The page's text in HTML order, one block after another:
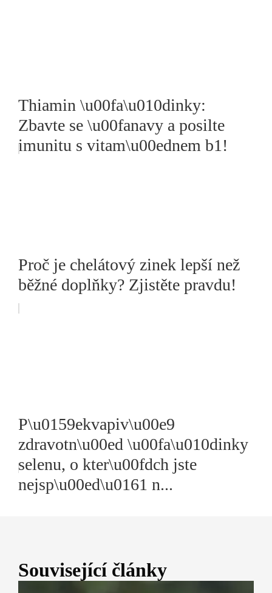
Thiamin \u00fa\u010dinky:
Zbavte se \u00fanavy a posilte
imunitu s vitam\u00ednem b1!
Proč je chelátový zinek lepší než
běžné doplňky? Zjistěte pravdu!
P\u0159ekvapiv\u00e9
zdravotn\u00ed \u00fa\u010dinky
selenu, o kter\u00fdch jste
nejsp\u00ed\u0161 n...
Související články